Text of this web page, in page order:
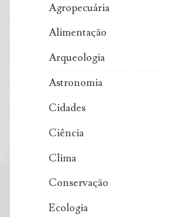
Agropecuária
Alimentação
Arqueologia
Astronomia
Cidades
Ciência
Clima
Conservação
Ecologia